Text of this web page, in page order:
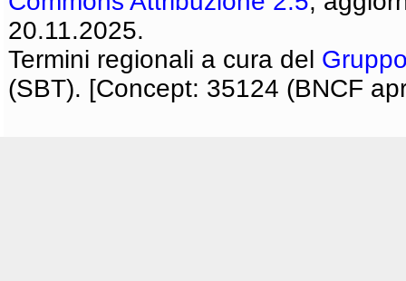
20.11.2025.
Termini regionali a cura del
(SBT). [Concept: 35124 (BNCF